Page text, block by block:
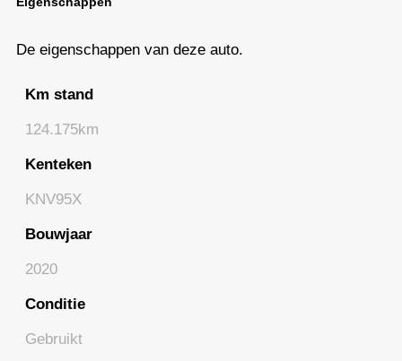
De eigenschappen van deze auto.
Km stand
124.175km
Kenteken
KNV95X
Bouwjaar
2020
Conditie
Gebruikt